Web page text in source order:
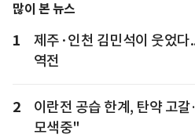
많이 본 뉴스
1
제주·인천 김민석이 웃었다
역전
2
이란전 공습 한계, 탄약 고
모색중"